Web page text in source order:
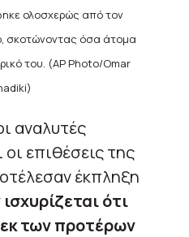
ολοσχερώς από τον
σκοτώνοντας όσα άτομα
του. (AP Photo/Omar
αναλυτές
επιθέσεις της
έκπληξη
ότι
των προτέρων